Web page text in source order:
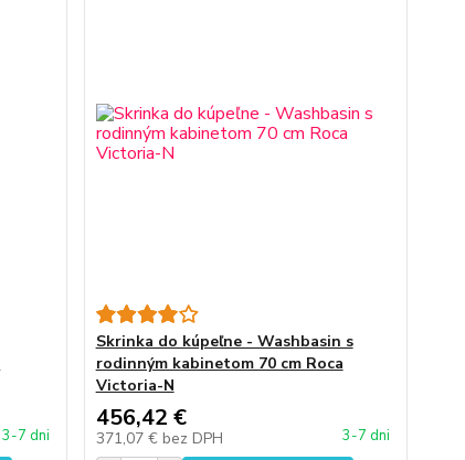
3-7 dni
Skrinka do kúpeľne - Washbasin s
rodinným kabinetom 70 cm Roca
Victoria-N
456,42 €
371,07 € bez DPH 3-7 dni